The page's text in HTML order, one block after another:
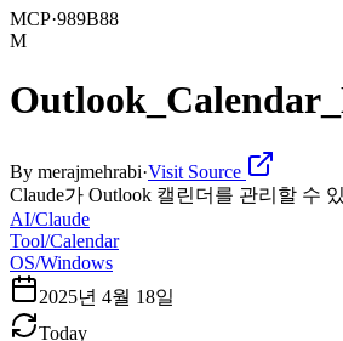
MCP·989B88
M
By merajmehrabi·Visit Source
Claude가 Outlook 캘린더를 관리할 수
AI/Claude
Tool/Calendar
OS/Windows
2025년 4월 18일
Today